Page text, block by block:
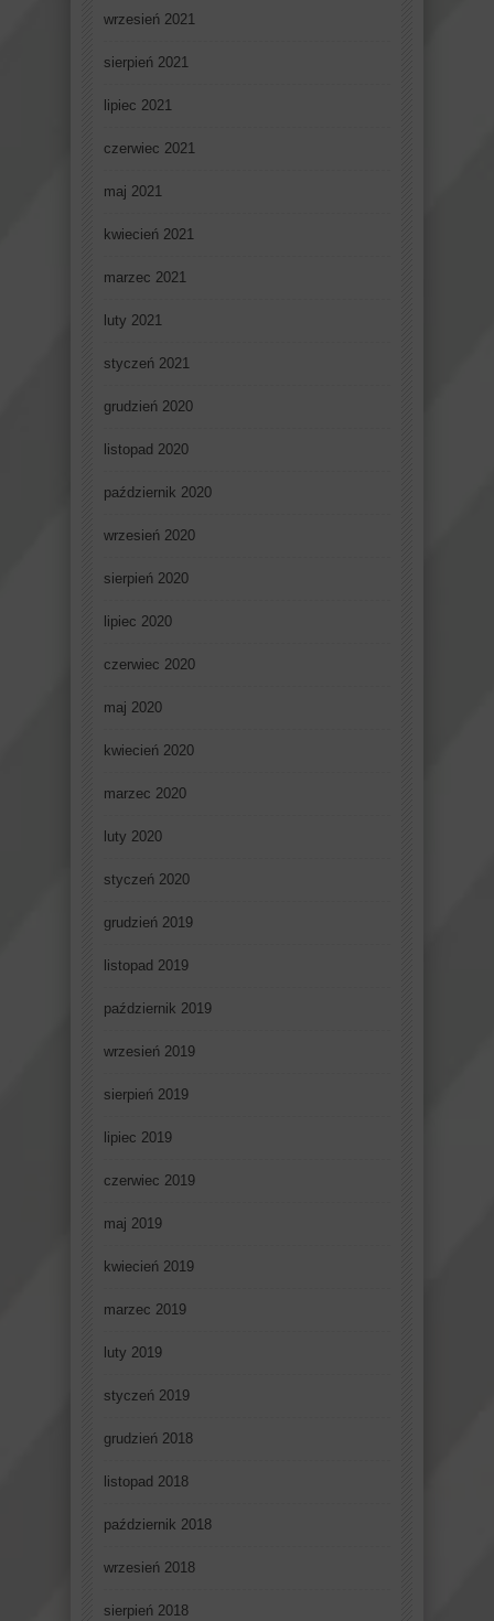
wrzesień 2021
sierpień 2021
lipiec 2021
czerwiec 2021
maj 2021
kwiecień 2021
marzec 2021
luty 2021
styczeń 2021
grudzień 2020
listopad 2020
październik 2020
wrzesień 2020
sierpień 2020
lipiec 2020
czerwiec 2020
maj 2020
kwiecień 2020
marzec 2020
luty 2020
styczeń 2020
grudzień 2019
listopad 2019
październik 2019
wrzesień 2019
sierpień 2019
lipiec 2019
czerwiec 2019
maj 2019
kwiecień 2019
marzec 2019
luty 2019
styczeń 2019
grudzień 2018
listopad 2018
październik 2018
wrzesień 2018
sierpień 2018